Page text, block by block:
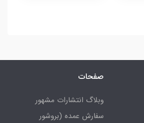
صفحات
وبلاگ انتشارات مشهور
سفارش عمده (بروشور